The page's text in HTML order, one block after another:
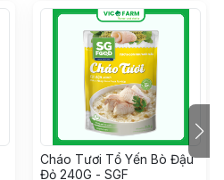
Cháo Tươi Tổ Yến Bò Đậu
Đỏ 240G - SGF